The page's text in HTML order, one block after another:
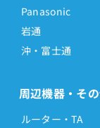
Panasonic
岩通
沖・富士通
周辺機器・そ
ルーター・TA